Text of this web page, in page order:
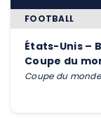
FOOTBALL
États-Unis –
Coupe du
Coupe du